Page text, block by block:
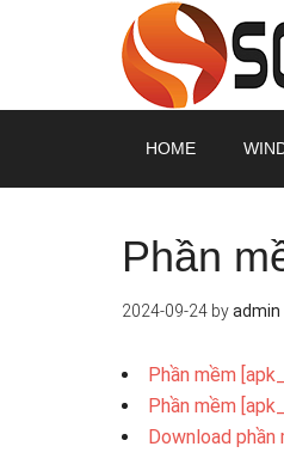
HOME
Phần
2024-09-24 byadmin
Phần mềm
Phần mềm
Download phần